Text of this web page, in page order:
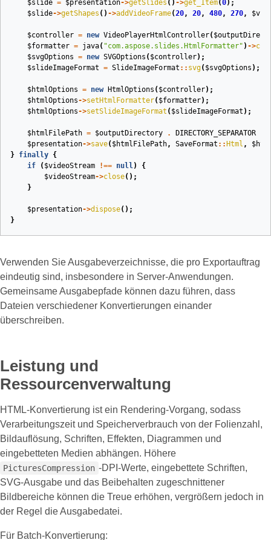
$slide = $presentation->getSlides () ->get_Item(0);
$slide->getShapes () ->addVideoFrame(20, 20, 480, 270,
$controller = new VideoPlayerHtmlController(
$formatter = java( "com.aspose.slides.HtmlFormatter" ) ->
$svgOptions = new SVGOptions ( $controller);
$slideImageFormat = SlideImageFormat :: svg( $svgOptions );
$htmlOptions = new HtmlOptions ( $controller);
$htmlOptions->setHtmlFormatter( $formatter);
$htmlOptions->setSlideImageFormat ( $slideImageFormat );
$htmlFilePath = $outputDirectory . DIRECTORY_SEPARATOR
$presentation->save( $htmlFilePath, SaveFormat :: Html ,
} finally {
if
( $videoStream !== null)
{
$videoStream->close();
}
$presentation->dispose();
}
Verwenden Sie Ausgabeverzeichnisse, die pro Exportauftrag
eindeutig sind, insbesondere in Server‑Anwendungen.
Gemeinsame Ausgabepfade können dazu führen, dass
Dateien verschiedener Konvertierungen einander
überschreiben.
Leistung und
Ressourcenverwaltung
HTML‑Konvertierung ist ein Rendering‑Vorgang, sodass
Verarbeitungszeit und Speicherverbrauch von der Folienzahl,
Bildauflösung, Schriften, Effekten, Diagrammen und
eingebetteten Medien abhängen. Höhere
PicturesCompression ‑DPI‑Werte, eingebettete Schriften,
SVG‑Ausgabe und das Beibehalten zugeschnittener
Bildbereiche können die Treue erhöhen, vergrößern jedoch in
der Regel die Ausgabedatei.
Für Batch‑Konvertierung: